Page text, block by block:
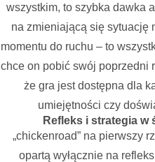
wszystkim, to szybka dawka
na zmieniającą się sytuację
momentu do ruchu – to
chce on pobić swój poprzedni
że gra jest dostępna dla
umiejętności czy
Refleks i strategia w
„chickenroad” na pierwszy
opartą wyłącznie na